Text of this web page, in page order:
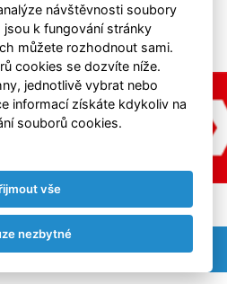
návštěvnosti soubory
k fungování stránky
můžete rozhodnout sami.
cookies se dozvíte níže.
jednotlivě vybrat nebo
informací získáte kdykoliv na
souborů cookies.
vše
nezbytné